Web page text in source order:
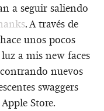
a seguir saliendo
. A través de
unos pocos
a mis new faces
nuevos
swaggers
Store.